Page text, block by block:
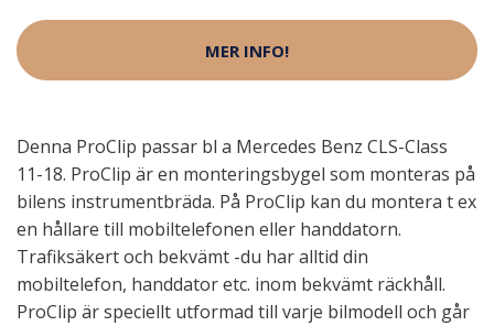
MER INFO!
Denna ProClip passar bl a Mercedes Benz CLS-Class
11-18. ProClip är en monteringsbygel som monteras på
bilens instrumentbräda. På ProClip kan du montera t ex
en hållare till mobiltelefonen eller handdatorn.
Trafiksäkert och bekvämt -du har alltid din
mobiltelefon, handdator etc. inom bekvämt räckhåll.
ProClip är speciellt utformad till varje bilmodell och går